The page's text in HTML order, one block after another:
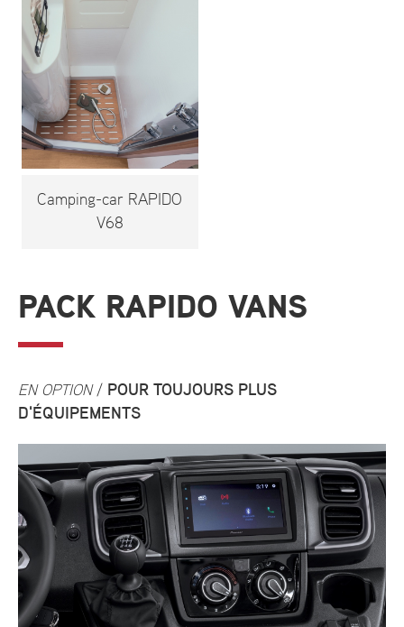
Camping-car RAPIDO
V68
PACK RAPIDO VANS
EN OPTION/ POUR TOUJOURS PLUS
D'ÉQUIPEMENTS